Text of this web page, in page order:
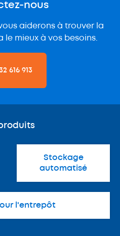
nous
aiderons à trouver la
mieux à vos besoins.
616 913
Stockage
automatisé
l'entrepôt